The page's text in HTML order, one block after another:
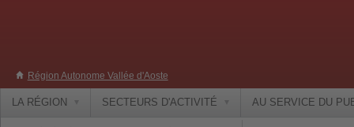
Région Autonome Vallée d'Aoste
LA RÉGION SECTEURS D'ACTIVITÉ AU SERVICE DU